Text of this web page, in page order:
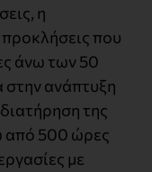
η
προκλήσεις που
άνω των 50
ανάπτυξη
της
από 500 ώρες
με